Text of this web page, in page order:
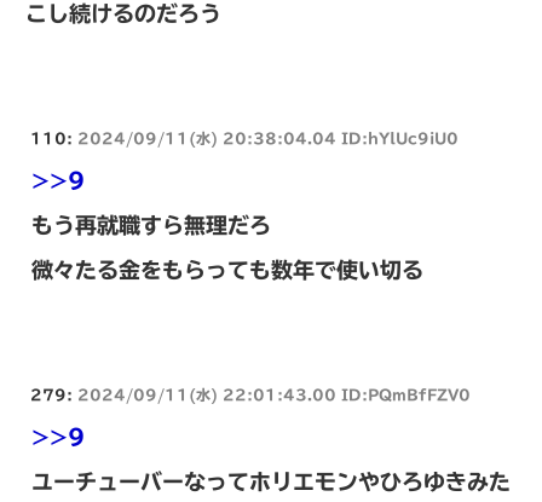
こし続けるのだろう
110: 2024/09/11(水) 20:38:04.04 ID:hYlUc9iU0
>>9
もう再就職すら無理だろ
微々たる金をもらっても数年で使い切る
279: 2024/09/11(水) 22:01:43.00 ID:PQmBfFZV0
>>9
ユーチューバーなってホリエモンやひろゆきみた